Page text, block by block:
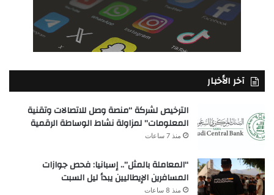
آخر الأخبار
الترخيص لشركة “منصة وصل للاتصالات وتقنية
المعلومات” لمزاولة نشاط الوساطة الرقمية
منذ 7 ساعات
“المعاملة بالمثل”.. إسبانيا: فحص جوازات
المسافرين الإيطاليين يبدأ ليل السبت
منذ 8 ساعات